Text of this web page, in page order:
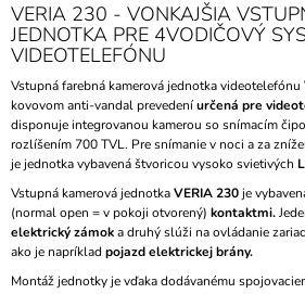
VERIA 230 - VONKAJŠIA
JEDNOTKA PRE 4VODIČOVÝ
VIDEOTELEFÓNU
Vstupná farebná kamerová jednotka videotelefónu
kovovom anti-vandal prevedeníurčená pre
disponuje integrovanou kamerou so snímacím
rozlíšením 700 TVL. Pre snímanie v noci a za
je jednotka vybavená štvoricou vysoko svietivých
Vstupná kamerová jednotkaVERIA 230 je
(normal open = v pokoji otvorený) kontaktmi.
elektrický zámoka druhý slúži na ovládanie
ako je napríklad pojazd elektrickej brány.
Montáž jednotky je vďaka dodávanému